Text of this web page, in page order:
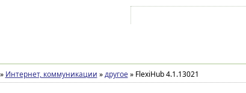
» Интернет, коммуникации » другое »FlexiHub 4.1.13021